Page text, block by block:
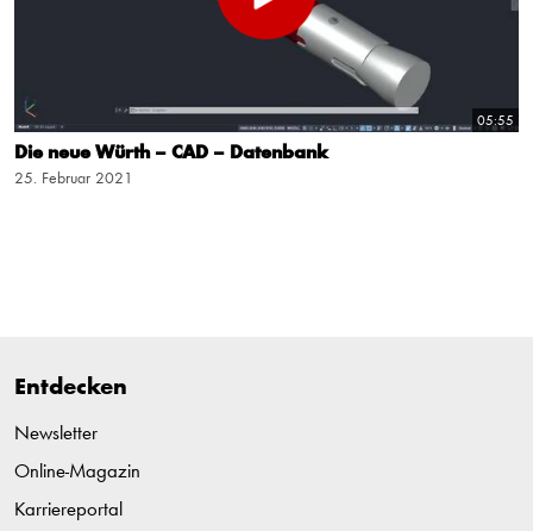
05:55
Die neue Würth – CAD – Datenbank
25. Februar 2021
Entdecken
Newsletter
Online-Magazin
Karriereportal